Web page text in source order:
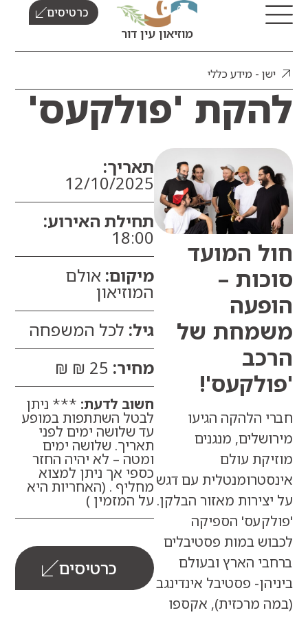
מוזיאון עין דור
כרטיסים
- מידע כללי
'פולקעס'
תאריך:
12/10/2025
תחילת האירוע:
18:00
מיקום:אולם
המוזיאון
גיל:
לכל המשפחה
מחיר:25 ₪ ₪
חשוב לדעת: *** ניתן
לבטל השתתפות במופע
עד שלושה ימים לפני
תאריך. שלושה ימים
ומטה – לא יהיה החזר
כספי אך ניתן למצוא
מחליף . (האחריות היא
על המזמין )
כרטיסים
המועד
–
של
הלהקה הגיעו
מנגנים
עולם
עם דגש
מאזור הבלקן.
הספיקה
במות פסטיבלים
הארץ ובעולם
פסטיבל אינדינגב
מרכזית), אקספו